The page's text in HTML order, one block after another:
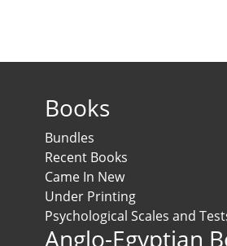
Books
Bundles
Recent Books
Came In New
Under Printing
Psychological Scales and
Anglo-Egyptian